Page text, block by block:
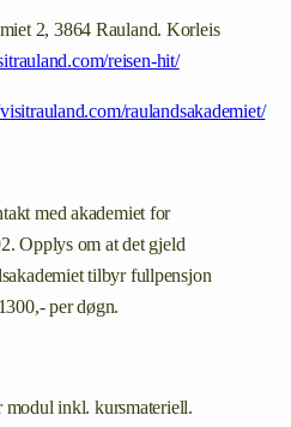
2, 3864 Rauland. Korleis
reisen-hit/
raulandsakademiet/
med akademiet for
Opplys om at det gjeld
tilbyr fullpensjon
per døgn.
inkl. kursmateriell.